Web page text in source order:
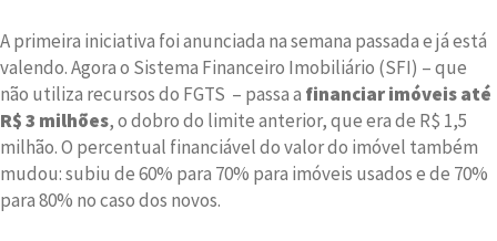
A primeira iniciativa foi anunciada na semana passada e já está
valendo. Agora o Sistema Financeiro Imobiliário (SFI) – que
não utiliza recursos do FGTS – passa a financiar imóveis até
R$ 3 milhões, o dobro do limite anterior, que era de R$ 1,5
milhão. O percentual financiável do valor do imóvel também
mudou: subiu de 60% para 70% para imóveis usados e de 70%
para 80% no caso dos novos.